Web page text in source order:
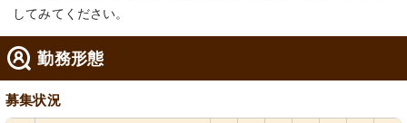
してみてください。
勤務形態
募集状況